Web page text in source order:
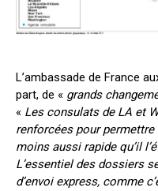
L’ambassade de France
part, de « grands
« Les consulats de LA et
renforcées pour
moins aussi rapide qu’il
L’essentiel des dossiers
d’envoi express, comme